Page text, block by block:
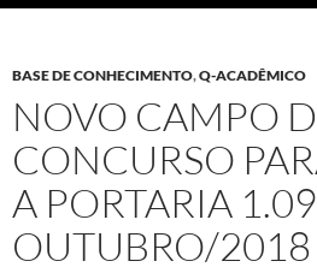
BASE DE CONHECIMENTO,Q-ACADÊMICO
NOVO CAMPO
CONCURSO
A PORTARIA
OUTUBRO/2018